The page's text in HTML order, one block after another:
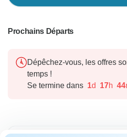
Prochains Départs
Dépêchez-vous, les offres
temps !
Se termine dans 1d 17h 44